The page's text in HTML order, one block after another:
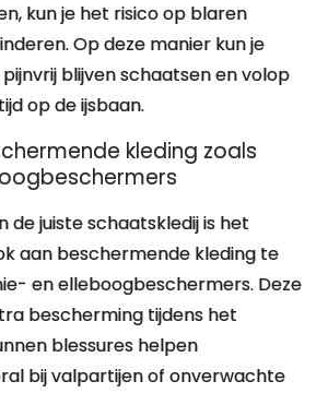
kun je het risico op blaren
Op deze manier kun je
blijven schaatsen en volop
op de ijsbaan.
kleding zoals
de juiste schaatskledij is het
aan beschermende kleding te
en elleboogbeschermers. Deze
bescherming tijdens het
blessures helpen
bij valpartijen of onverwachte